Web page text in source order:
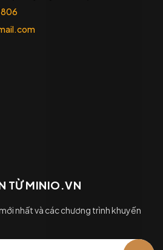
TỪ MINIO.VN
nhất và các chương trình khuyến